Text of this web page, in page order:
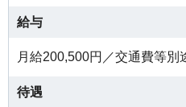
給与
月給200,500円／交通費等別
待遇